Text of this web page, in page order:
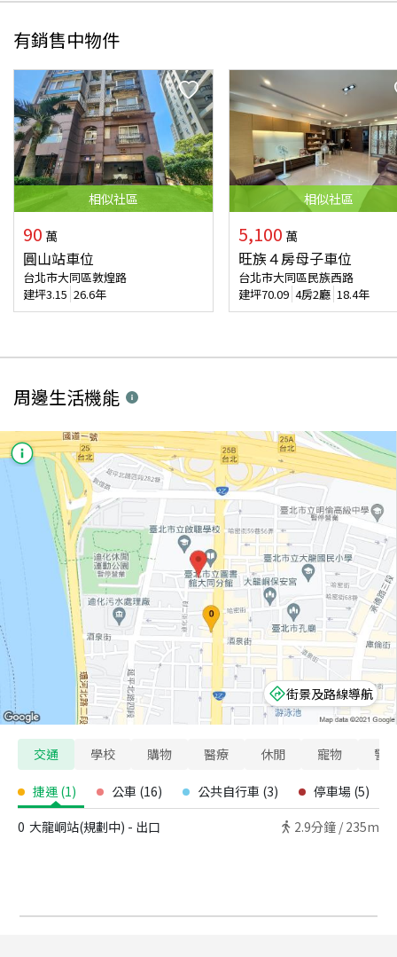
有銷售中物件
相似社區
90 萬
圓山站車位
台北市大同區敦煌路
建坪3.15 26.6年
相似社區
5,100 萬
旺族４房母子車位
台北市大同區民族西路
建坪70.09 4房2廳 18.4年
周邊生活機能
街景及路線導航
交通 學校 購物 醫療 休閒 寵物 警
捷運 (1) 公車 (16) 公共自行車 (3) 停車場 (5)
0 大龍峒站(規劃中) - 出口 2.9分鐘 / 235m